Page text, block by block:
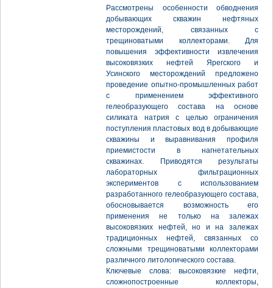
Рассмотрены особенности обводнения
добывающих скважин нефтяных
месторождений, связанных с
трещиноватыми коллекторами. Для
повышения эффективности извлечения
высоковязких нефтей Ярегского и
Усинского месторождений предложено
проведение опытно-промышленных работ
с применением эффективного
гелеобразующего состава на основе
силиката натрия с целью ограничения
поступления пластовых вод в добывающие
скважины и выравнивания профиля
приемистости в нагнетательных
скважинах. Приводятся результаты
лабораторных фильтрационных
экспериментов с использованием
разработанного гелеобразующего состава,
обосновывается возможность его
применения не только на залежах
высоковязких нефтей, но и на залежах
традиционных нефтей, связанных со
сложными трещиноватыми коллекторами
различного литологического состава.
Ключевые слова: высоковязкие нефти,
сложнопостроенные коллекторы,